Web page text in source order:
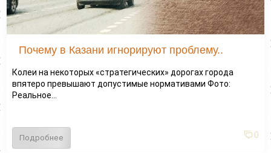
Почему в Казани игнорируют проблему..
Колеи на некоторых «стратегических» дорогах города
впятеро превышают допустимые нормативами Фото:
Реальное...
Подробнее 0